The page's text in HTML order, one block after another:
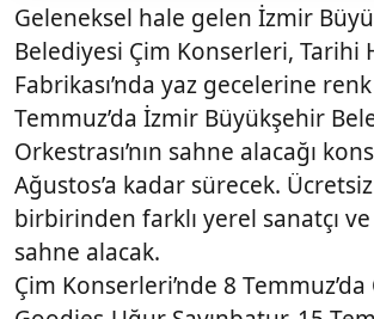
Geleneksel hale gelen İzmir
Belediyesi Çim Konserleri, Tarihi
Fabrikası’nda yaz gecelerine
Temmuz’da İzmir Büyükşehir
Orkestrası’nın sahne alacağı
Ağustos’a kadar sürecek.
birbirinden farklı yerel sanatçı
sahne alacak.
Çim Konserleri’nde 8